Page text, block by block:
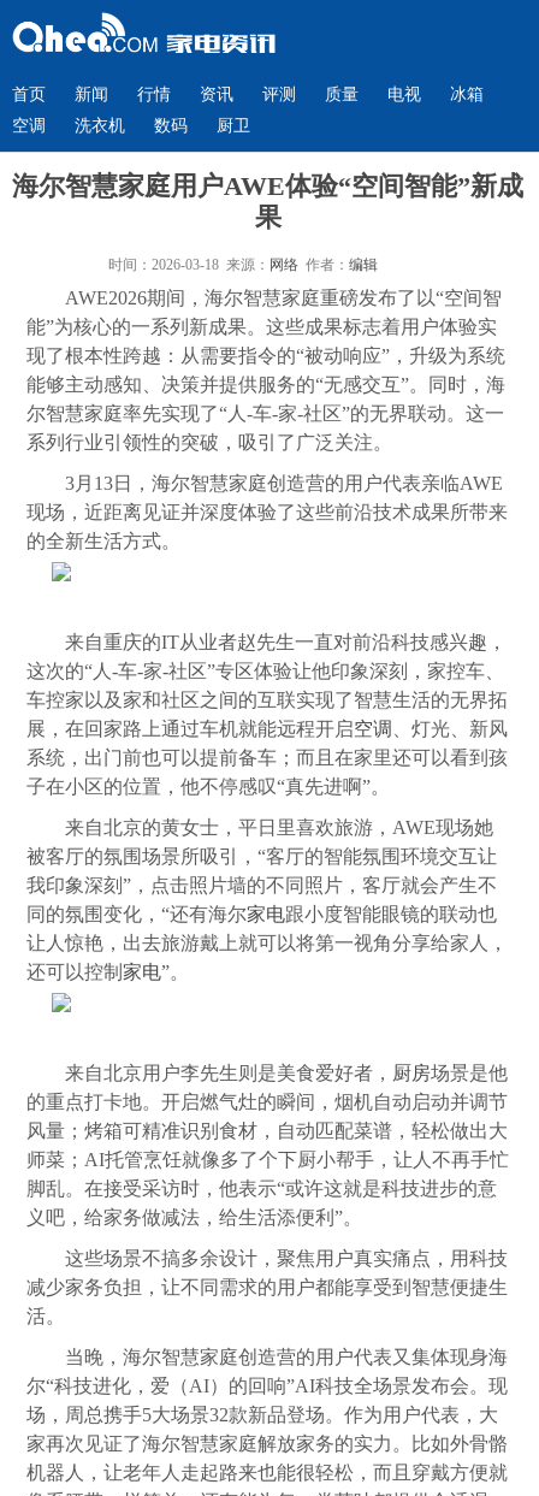
首页 新闻 行情 资讯 评测 质量 电视
冰箱
空调
洗衣机 数码 厨卫
海尔智慧家庭用户AWE体验“空间智能”新成
果
时间：2026-03-18 来源： 网络作者： 编辑
AWE2026期间，海尔智慧家庭重磅发布了以“空间智
能”为核心的一系列新成果。这些成果标志着用户体验实
现了根本性跨越：从需要指令的“被动响应”，升级为系统
能够主动感知、决策并提供服务的“无感交互”。同时，海
尔智慧家庭率先实现了“人-车-家-社区”的无界联动。这一
系列行业引领性的突破，吸引了广泛关注。
3月13日，海尔智慧家庭创造营的用户代表亲临AWE
现场，近距离见证并深度体验了这些前沿技术成果所带来
的全新生活方式。
来自重庆的IT从业者赵先生一直对前沿科技感兴趣，
这次的“人-车-家-社区”专区体验让他印象深刻，家控车、
车控家以及家和社区之间的互联实现了智慧生活的无界拓
展，在回家路上通过车机就能远程开启空调
、灯光、新风
系统，出门前也可以提前备车；而且在家里还可以看到孩
子在小区的位置，他不停感叹“真先进啊”。
来自北京的黄女士，平日里喜欢旅游，AWE现场她
被客厅的氛围场景所吸引，“客厅的智能氛围环境交互让
我印象深刻”，点击照片墙的不同照片，客厅就会产生不
同的氛围变化，“还有海尔家电跟小度智能眼镜的联动也
让人惊艳，出去旅游戴上就可以将第一视角分享给家人，
还可以控制 家电”。
来自北京用户李先生则是美食爱好者， 厨房场景是他
的重点打卡地。开启燃气灶的瞬间，烟机自动启动并调节
风量；烤箱可精准识别食材，自动匹配菜谱，轻松做出大
师菜；AI托管烹饪就像多了个下厨小帮手，让人不再手忙
脚乱。在接受采访时，他表示“或许这就是科技进步的意
义吧，给家务做减法，给生活添便利”。
这些场景不搞多余设计，聚焦用户真实痛点，用科技
减少家务负担，让不同需求的用户都能享受到智慧便捷生
活。
当晚，海尔智慧家庭创造营的用户代表又集体现身海
尔“科技进化，爱（AI）的回响”AI科技全场景发布会。现
场，周总携手5大场景32款新品登场。作为用户代表，大
家再次见证了海尔智慧家庭解放家务的实力。比如外骨骼
机器人，让老年人走起路来也能很轻松，而且穿戴方便就